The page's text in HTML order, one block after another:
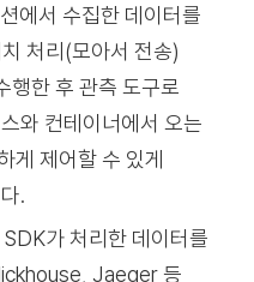
에서 수집한 데이터를
처리(모아서 전송)
행한 후 관측 도구로
와 컨테이너에서 오는
게 제어할 수 있게
.
가 처리한 데이터를
Jaeger 등